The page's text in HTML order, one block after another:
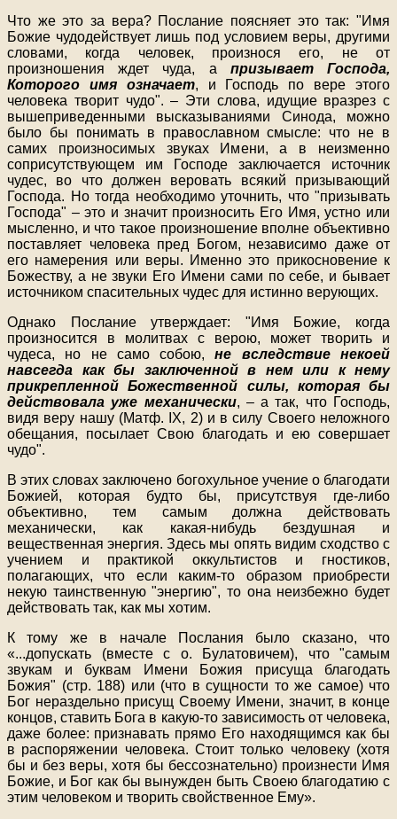
Что же это за вера? Послание поясняет это так: "Имя
Божие чудодействует лишь под условием веры, другими
словами, когда человек, произнося его, не от
произношения ждет чуда, а призывает Господа,
Которого имя означает, и Господь по вере этого
человека творит чудо". – Эти слова, идущие вразрез с
вышеприведенными высказываниями Синода, можно
было бы понимать в православном смысле: что не в
самих произносимых звуках Имени, а в неизменно
соприсутствующем им Господе заключается источник
чудес, во что должен веровать всякий призывающий
Господа. Но тогда необходимо уточнить, что "призывать
Господа" – это и значит произносить Его Имя, устно или
мысленно, и что такое произношение вполне объективно
поставляет человека пред Богом, независимо даже от
его намерения или веры. Именно это прикосновение к
Божеству, а не звуки Его Имени сами по себе, и бывает
источником спасительных чудес для истинно верующих.
Однако Послание утверждает: "Имя Божие, когда
произносится в молитвах с верою, может творить и
чудеса, но не само собою,не вследствие некоей
навсегда как бы заключенной в нем или к нему
прикрепленной Божественной силы, которая бы
действовала уже механически, – а так, что Господь,
видя веру нашу (Матф. IX, 2) и в силу Своего неложного
обещания, посылает Свою благодать и ею совершает
чудо".
В этих словах заключено богохульное учение о благодати
Божией, которая будто бы, присутствуя где-либо
объективно, тем самым должна действовать
механически, как какая-нибудь бездушная и
вещественная энергия. Здесь мы опять видим сходство с
учением и практикой оккультистов и гностиков,
полагающих, что если каким-то образом приобрести
некую таинственную "энергию", то она неизбежно будет
действовать так, как мы хотим.
К тому же в начале Послания было сказано, что
«...допускать (вместе с о. Булатовичем), что "самым
звукам и буквам Имени Божия присуща благодать
Божия" (стр. 188) или (что в сущности то же самое) что
Бог нераздельно присущ Своему Имени, значит, в конце
концов, ставить Бога в какую-то зависимость от человека,
даже более: признавать прямо Его находящимся как бы
в распоряжении человека. Стоит только человеку (хотя
бы и без веры, хотя бы бессознательно) произнести Имя
Божие, и Бог как бы вынужден быть Своею благодатию с
этим человеком и творить свойственное Ему».